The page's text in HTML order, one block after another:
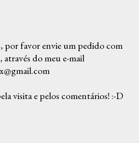
por favor envie um pedido com
através do meu e-mail
visita e pelos comentários! :-D